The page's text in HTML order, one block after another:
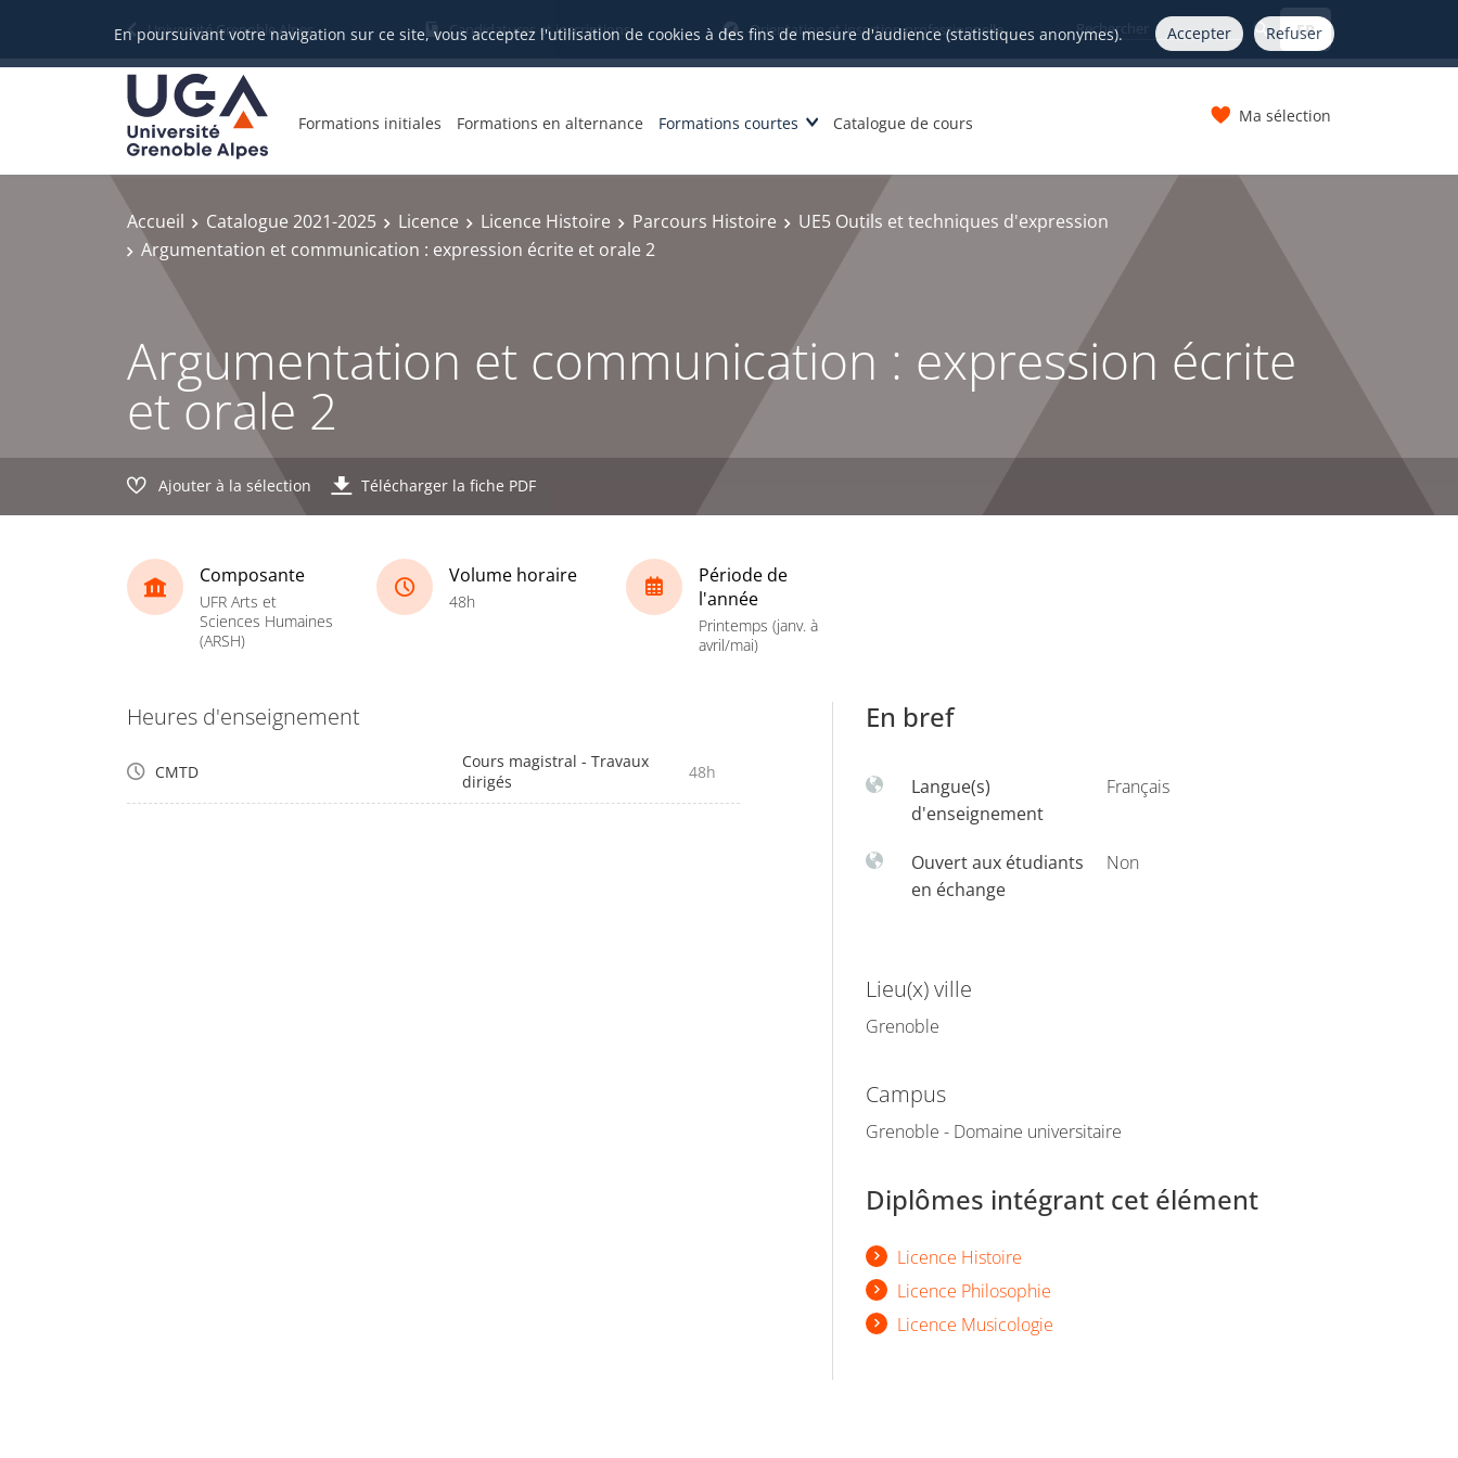
En poursuivant votre navigation sur ce site, vous acceptez l'utilisation de cookies à des fins de mesure d'audience (statistiques anonymes). Accepter Refuser
Université Grenoble Alpes Candidatures et inscriptions Orientation et insertion professionnelle FR
Formations initiales Formations en alternance Formations courtes Catalogue de cours Ma sélection
Accueil Catalogue 2021-2025 Licence Licence Histoire Parcours Histoire
UE5 Outils et techniques d'expression
Argumentation et communication : expression écrite et orale 2
Argumentation et communication : expression écrite
et orale 2
Ajouter à la sélection Télécharger la fiche PDF
Composante
UFR Arts et
Sciences Humaines
(ARSH)
Volume horaire
48h
Période de
l'année
Printemps (janv. à
avril/mai)
Heures d'enseignement
CMTD
Cours magistral - Travaux
dirigés
48h
En bref
Langue(s)
d'enseignement
Français
Ouvert aux étudiants
en échange
Non
Lieu(x) ville
Grenoble
Campus
Grenoble - Domaine universitaire
Diplômes intégrant cet élément
Licence Histoire
Licence Philosophie
Licence Musicologie